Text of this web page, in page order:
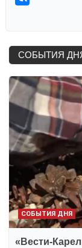
СОБЫТИЯ
СОБЫТИЯ ДНЯ
«Вести-